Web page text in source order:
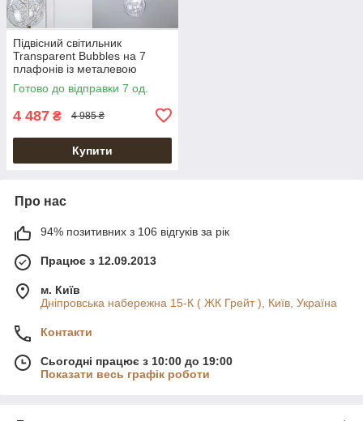
Підвісний світильник
Transparent Bubbles на 7
плафонів із металевою
ниткою | Line F | Арт. 371/7
Готово до відправки 7 од.
4 487 ₴ 4 985 ₴
Купити
Про нас
94% позитивних з 106 відгуків за рік
Працює з 12.09.2013
м. Київ
Дніпровська набережна 15-К ( ЖК Грейт ), Київ, Україна
Контакти
Сьогодні працює з 10:00 до 19:00
Показати весь графік роботи